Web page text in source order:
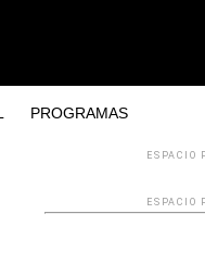
PROGRAMAS
ESPACIO
ESPACIO